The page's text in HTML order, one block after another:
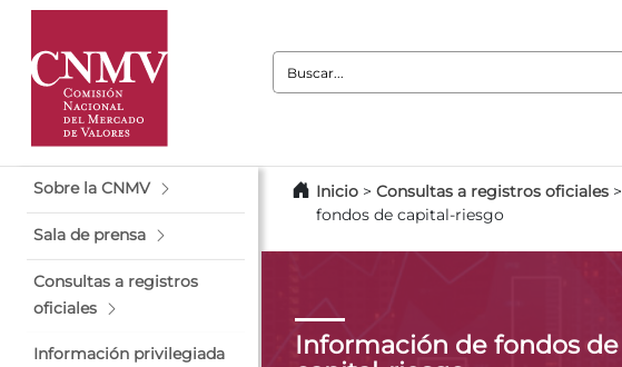
Buscar:
Sobre la CNMV
Sala de prensa
Consultas a registros
oficiales
Información privilegiada
Inicio > Consultas a registros oficiales >
fondos de capital-riesgo
Información de fondos de